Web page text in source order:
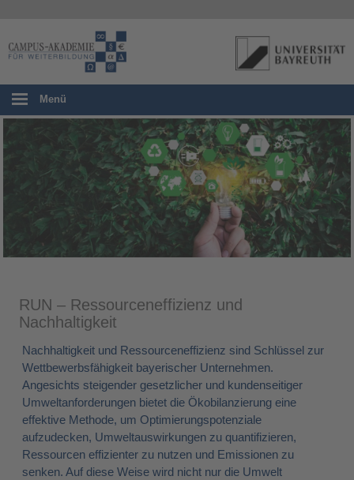
Menü
RUN – Ressourceneffizienz und
Nachhaltigkeit
Nachhaltigkeit und Ressourceneffizienz sind Schlüssel zur
Wettbewerbsfähigkeit bayerischer Unternehmen.
Angesichts steigender gesetzlicher und kundenseitiger
Umweltanforderungen bietet die Ökobilanzierung eine
effektive Methode, um Optimierungspotenziale
aufzudecken, Umweltauswirkungen zu quantifizieren,
Ressourcen effizienter zu nutzen und Emissionen zu
senken. Auf diese Weise wird nicht nur die Umwelt